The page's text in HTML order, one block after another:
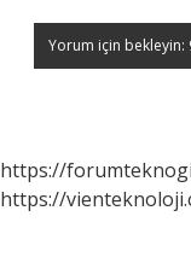
https://
https://